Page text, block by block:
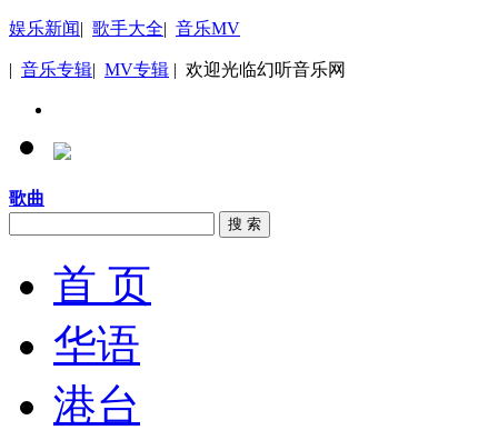
娱乐新闻| 歌手大全| 音乐MV
| 音乐专辑| MV专辑 | 欢迎光临幻听音乐网
歌曲
搜 索
首 页
华语
港台